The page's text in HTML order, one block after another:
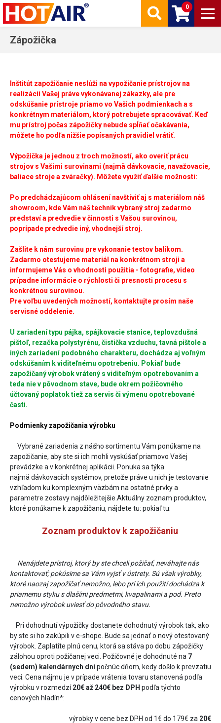
0
Zápožička
Inštitút zapožičanie neslúži na vypožičanie prístrojov na
realizácii Vašej práve vykonávanej zákazky, ale pre
odskúšanie prístroje priamo vo Vašich podmienkach a s
konkrétnym materiálom, ktorý potrebujete spracovávať. Keď
mu prístroj počas zápožičky nebude spĺňať očakávania,
môžete ho podľa nižšie popísaných pravidiel vrátiť.
Výpožička je jednou z troch možností, ako overiť prácu
strojov s Vašimi surovinami (najmä dávkovacie, navažovacie,
baliace stroje a zváračky). Môžete využiť ďalšie možnosti:
Po predchádzajúcom ohlásení navštíviť aj s materiálom náš
showroom, kde Vám náš technik vybraný stroj zadarmo
predstaví a predvedie v činnosti s Vašou surovinou,
poprípade predvedie iný, vhodnejší stroj.
Zašlite k nám surovinu pre vykonanie testov balíkom.
Zadarmo otestujeme materiál na konkrétnom stroji a
informujeme Vás o vhodnosti použitia - fotografie, video
prípadne informácie o rýchlosti či presnosti procesu s
konkrétnou surovinou.
Pre voľbu uvedených možností, kontaktujte prosím naše
servisné oddelenie.
U zariadení typu pájka, spájkovacie stanice, teplovzdušná
pištoľ, rezačka polystyrénu, čistička vzduchu, tavná pištole a
iných zariadení podobného charakteru, dochádza aj voľným
odskúšaním k viditeľnému opotrebeniu. Pokiaľ bude
zapožičaný výrobok vrátený s viditeľným opotrebovaním a
teda nie v pôvodnom stave, bude okrem požičovného
účtovaný poplatok tiež za servis či výmenu opotrebované
časti.
Podmienky zapožičania výrobku
Vybrané zariadenia z nášho sortimentu Vám ponúkame na
zapožičanie, aby ste si ich mohli vyskúšať priamovo Vašej
prevádzke a v konkrétnej aplikácii. Ponuka sa týka
najmä dávkovacích systémov, pretože práve u nich je testovanie
vzhľadom ku komplexným väzbám na ostatné prvky a
parametre zostavy najdôležitejšie.Aktuálny zoznam produktov,
ktoré ponúkame k zapožičaniu, nájdete tu: pokiaľ tu:
Zoznam produktov k zapožičaniu
Nenájdete prístroj, ktorý by ste chceli požičať, neváhajte nás
kontaktovať; pokúsime sa Vám vyjsť v ústrety. Sú však výrobky,
ktoré naozaj zapožičať nemožno, lebo pri ich použití dochádza k
priamemu styku s dlašími predmetmi, kvapalinami a pod. Preto
nemožno výrobok uviesť do pôvodného stavu.
Pri dohodnutí výpožičky dostanete dohodnutý výrobok tak, ako
by ste si ho zakúpili v e-shope. Bude sa jednať o nový otestovaný
výrobok. Zaplatíte plnú cenu, ktorá sa stáva po dobu zápožičky
zálohou oproti požičanej veci. Požičovné je dohodnuté na 7
(sedem) kalendárnych dnípočnúc dňom, kedy došlo k prevzatiu
veci. Cena nájmu je v prípade vrátenia tovaru stanovená podľa
výrobku v rozmedzí20€ až 240€ bez DPH podľa týchto
cenových hladín*:
výrobky v cene bez DPH od 1€ do 179€ za 20€